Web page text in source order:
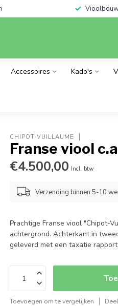
Accessoires Kado's
CHIPOT-VUILLAUME
Franse viool
€4.500,00 Incl. btw
Verzending binnen 5-10
Prachtige Franse viool "Chipot-
achtergrond. Achterkant in
geleverd met een taxatie
Toevoegen om te vergelijken